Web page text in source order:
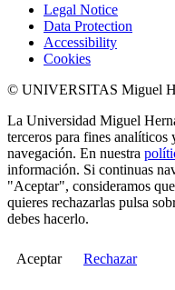
Legal Notice
Data Protection
Accessibility
Cookies
© UNIVERSITAS Miguel
La Universidad Miguel
terceros para fines analíticos
navegación. En nuestra
información. Si continuas
"Aceptar", consideramos
quieres rechazarlas pulsa
debes hacerlo.
Aceptar Rechazar